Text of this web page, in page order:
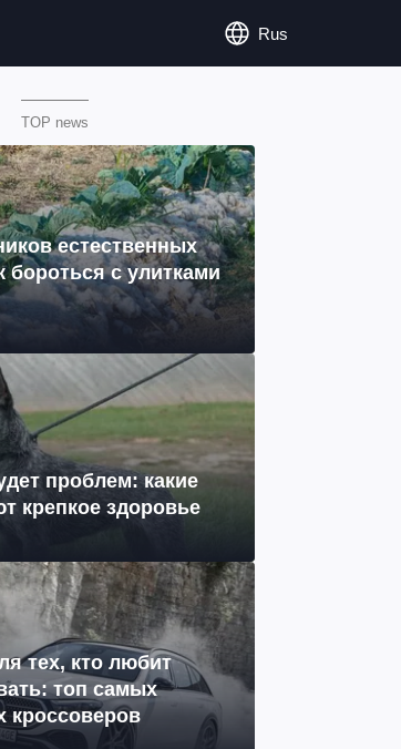
Rus
TOP news
естественных
бороться с улитками
проблем: какие
крепкое здоровье
тех, кто любит
топ самых
кроссоверов